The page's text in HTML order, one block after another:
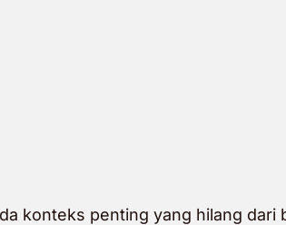
konteks penting yang hilang dari